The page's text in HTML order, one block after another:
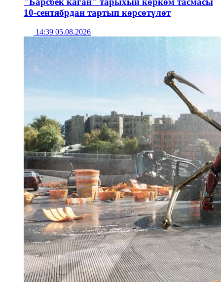
10-сентябрдан тартып көрсөтүлөт
14:39 05.08.2026